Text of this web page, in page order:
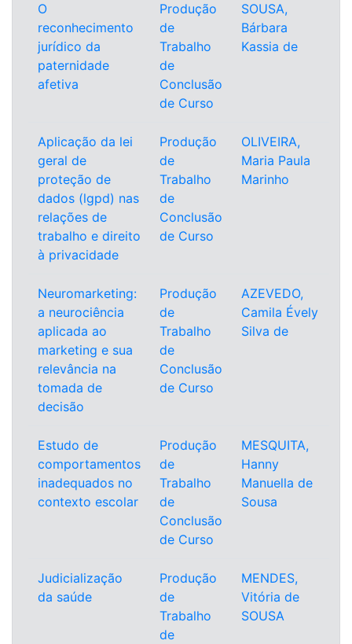
O
reconhecimento
jurídico da
paternidade
afetiva
Produção
de
Trabalho
de
Conclusão
de Curso
SOUSA,
Bárbara
Kassia de
Aplicação da lei
geral de
proteção de
dados (lgpd) nas
relações de
trabalho e direito
à privacidade
Produção
de
Trabalho
de
Conclusão
de Curso
OLIVEIRA,
Maria Paula
Marinho
Neuromarketing:
a neurociência
aplicada ao
marketing e sua
relevância na
tomada de
decisão
Produção
de
Trabalho
de
Conclusão
de Curso
AZEVEDO,
Camila Évely
Silva de
Estudo de
comportamentos
inadequados no
contexto escolar
Produção
de
Trabalho
de
Conclusão
de Curso
MESQUITA,
Hanny
Manuella de
Sousa
Judicialização
da saúde
Produção
de
Trabalho
de
MENDES,
Vitória de
SOUSA